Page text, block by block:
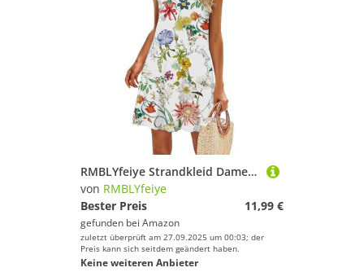
RMBLYfeiye Strandkleid Damen Große Größen, Langes Sommerkleid Langarm Kleid Musterdruck Ärmelloser Aushöhlen Rundhals Kurz Locker Hawaii Weiß
von RMBLYfeiye
Bester Preis
11,99 €
gefunden bei Amazon
zuletzt überprüft am 27.09.2025 um 00:03; der
Preis kann sich seitdem geändert haben.
Keine weiteren Anbieter